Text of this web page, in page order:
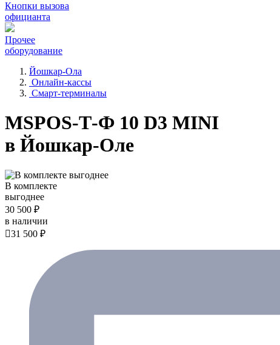
Кнопки вызова
официанта
Прочее
оборудование
Йошкар-Ола
Онлайн-кассы
Смарт-терминалы
MSPOS-Т-Ф 10 D3 MINI
в Йошкар-Оле
В комплекте
выгоднее
30 500 ₽
в наличии
31 500 ₽